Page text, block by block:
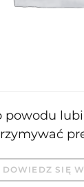
powodu
DOWIEDZ SIĘ